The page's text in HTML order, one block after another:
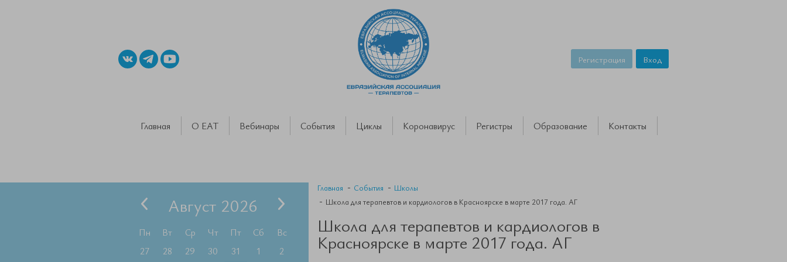
Регистрация Вход
Главная О ЕАТ Вебинары События Циклы Коронавирус Регистры Образование Контакты
Август 2026
Пн Вт Ср Чт Пт Сб
Вс
27
28 29 30 31 1
2
Главная События
Школы
Школа для терапевтов и кардиологов в Красноярске в марте 2017 года. АГ
Школа для терапевтов и кардиологов в
Красноярске в марте 2017 года. АГ